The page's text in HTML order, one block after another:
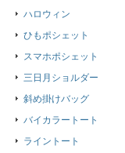
ハロウィン
ひもポシェット
スマホポシェット
三日月ショルダー
斜め掛けバッグ
バイカラートート
ライントート